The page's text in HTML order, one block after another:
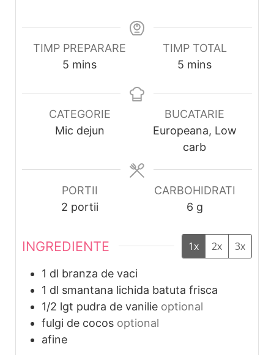
TIMP PREPARARE
5 minutes
mins
TIMP TOTAL
5 minutes
mins
CATEGORIE
Mic dejun
BUCATARIE
Europeana, Low
carb
PORTII
2 portii
CARBOHIDRATI
6 g
INGREDIENTE 1x 2x 3x
1 dl branza de vaci
1 dl smantana lichida batuta frisca
1/2 lgt pudra de vanilie optional
fulgi de cocos optional
afine